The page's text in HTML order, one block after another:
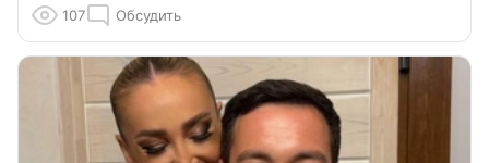
107 Обсудить